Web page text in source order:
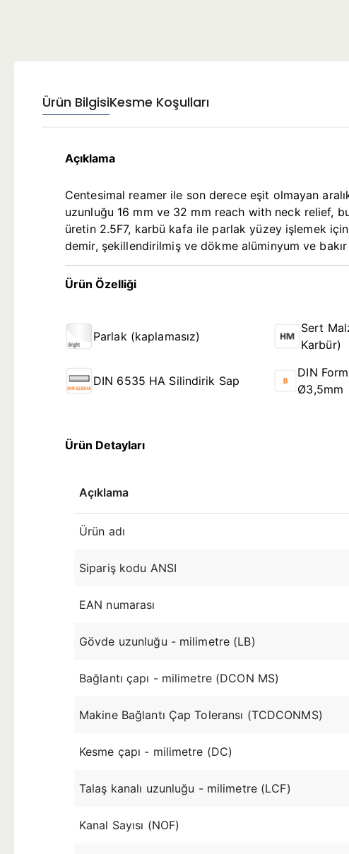
Ürün BilgisiKesme Koşulları
Açıklama
Centesimal reamer ile son derece eşit olmayan
uzunluğu 16 mm ve 32 mm reach with neck relief,
üretin 2.5F7, karbü kafa ile parlak yüzey işlemek
demir, şekillendirilmiş ve dökme alüminyum ve bakır
Ürün Özelliği
Parlak (kaplamasız)
Sert
Karbür)
DIN 6535 HA Silindirik Sap
DIN
Ø3,5mm
Ürün Detayları
Açıklama
Ürün adı
Sipariş kodu ANSI
EAN numarası
Gövde uzunluğu - milimetre (LB)
Bağlantı çapı - milimetre (DCON MS)
Makine Bağlantı Çap Toleransı (TCDCONMS)
Kesme çapı - milimetre (DC)
Talaş kanalı uzunluğu - milimetre (LCF)
Kanal Sayısı (NOF)